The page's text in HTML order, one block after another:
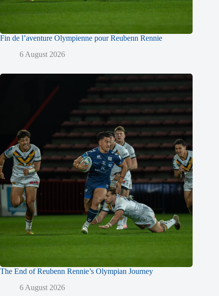
Fin de l’aventure Olympienne pour Reubenn Rennie
6 August 2026
The End of Reubenn Rennie’s Olympian Journey
6 August 2026